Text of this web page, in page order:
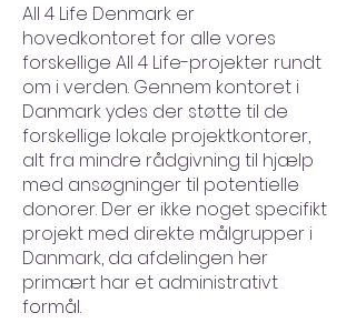
All 4 Life Denmark er
hovedkontoret for alle vores
forskellige All 4 Life-projekter rundt
om i verden. Gennem kontoret i
Danmark ydes der støtte til de
forskellige lokale projektkontorer,
alt fra mindre rådgivning til hjælp
med ansøgninger til potentielle
donorer. Der er ikke noget specifikt
projekt med direkte målgrupper i
Danmark, da afdelingen her
primært har et administrativt
formål.